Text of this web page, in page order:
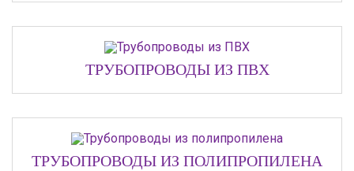
ТРУБОПРОВОДЫ ИЗ ПВХ
ТРУБОПРОВОДЫ ИЗ ПОЛИПРОПИЛЕНА